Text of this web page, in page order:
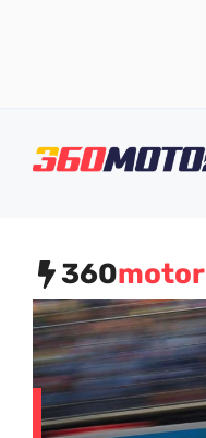
360motor